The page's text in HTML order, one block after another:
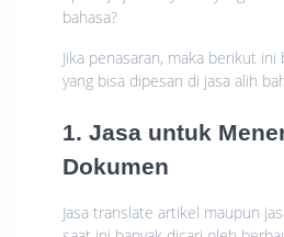
bahasa?
Jika penasaran, maka berikut ini
yang bisa dipesan di jasa alih
1. Jasa untuk
Dokumen
Jasa translate artikel maupun